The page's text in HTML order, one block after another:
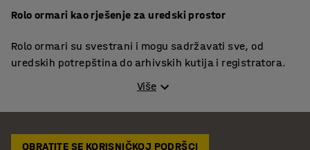
Rolo ormari kao rješenje za uredski prostor
Rolo ormari su svestrani i mogu sadržavati sve, od
uredskih potrepština do arhivskih kutija i registratora.
Mogu se postaviti jedan pored drugog u hodnicima za lak
pristup. Dodatne police su dostupne za prilagođavanje
skladištenja vašim specifičnim potrebama. Za uska
ormari pružaju obilje prostora za skladištenje bez
Više
OBRATITE SE KORISNIČKOJ PODRŠCI